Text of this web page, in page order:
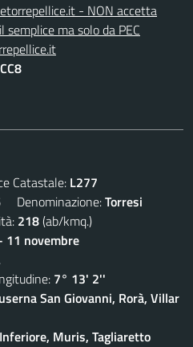
- NON accetta
semplice ma solo da PEC
Catastale: L277
Denominazione:Torresi
218(ab/kmq.)
11 novembre
7° 13' 2''
San Giovanni, Rorà, Villar
Muris, Tagliaretto